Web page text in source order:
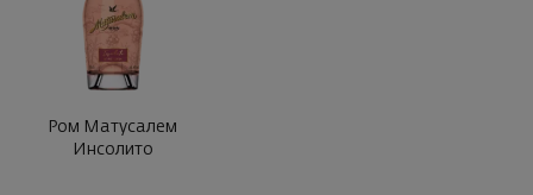
Ром Матусалем
Инсолито